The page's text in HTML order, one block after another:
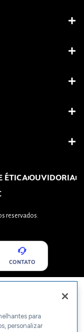
ÉTICAOUVIDORIA
reservados.
CONTATO
para
personalizar